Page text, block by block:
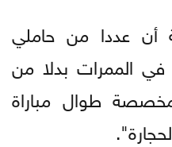
عددا من حاملي
في الممرات بدلا من
طوال مباراة